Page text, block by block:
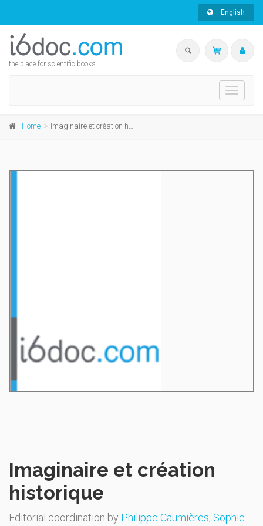
English
the place for scientific books
Toggle
Home Imaginaire et création historique
Imaginaire et création
historique
Editorial coordination by Philippe Caumières, Sophie